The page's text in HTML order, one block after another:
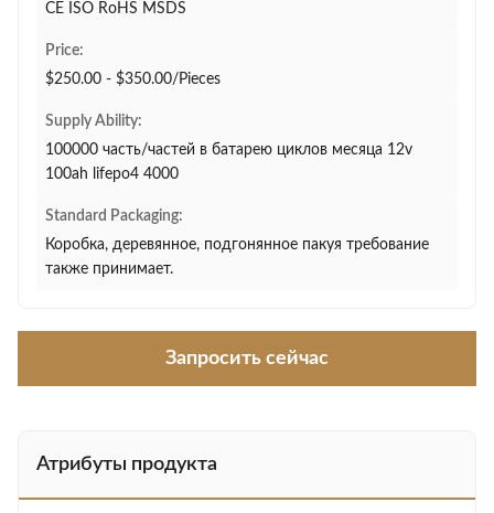
CE ISO RoHS MSDS
Price:
$250.00 - $350.00/Pieces
Supply Ability:
100000 часть/частей в батарею циклов месяца 12v
100ah lifepo4 4000
Standard Packaging:
Коробка, деревянное, подгонянное пакуя требование
также принимает.
Запросить сейчас
Атрибуты продукта